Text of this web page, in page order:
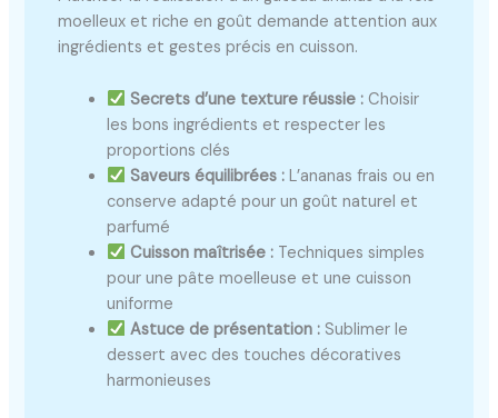
moelleux et riche en goût demande attention aux
ingrédients et gestes précis en cuisson.
Secrets d’une texture réussie :Choisir
les bons ingrédients et respecter les
proportions clés
Saveurs équilibrées :L’ananas frais ou en
conserve adapté pour un goût naturel et
parfumé
Cuisson maîtrisée :Techniques simples
pour une pâte moelleuse et une cuisson
uniforme
Astuce de présentation :Sublimer le
dessert avec des touches décoratives
harmonieuses